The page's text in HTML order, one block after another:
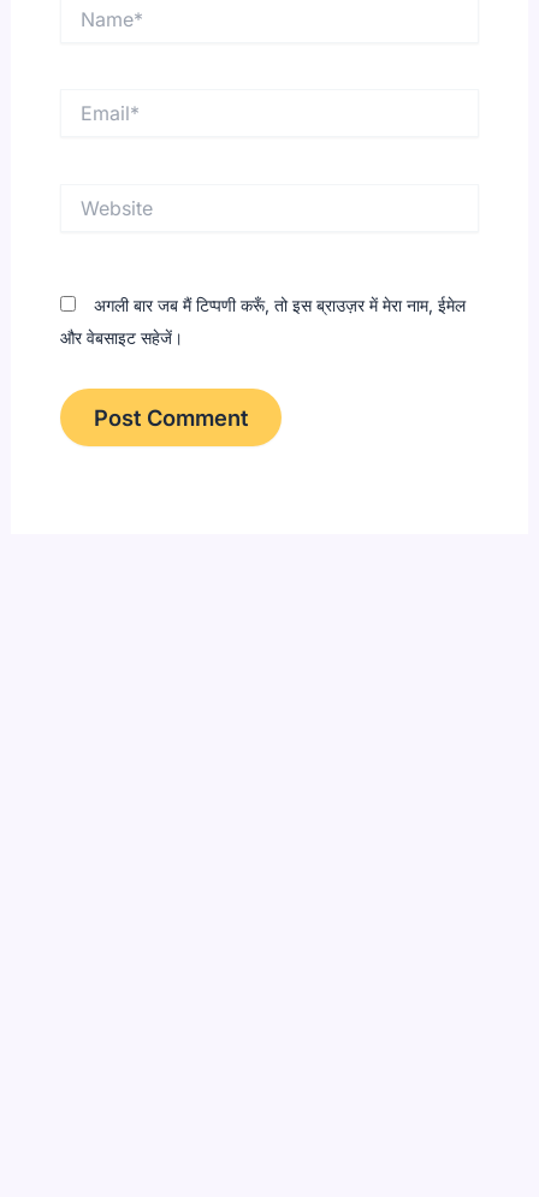
अगली बार जब मैं टिप्पणी करूँ, तो इस ब्राउज़र में मेरा नाम, ईमेल
और वेबसाइट सहेजें।